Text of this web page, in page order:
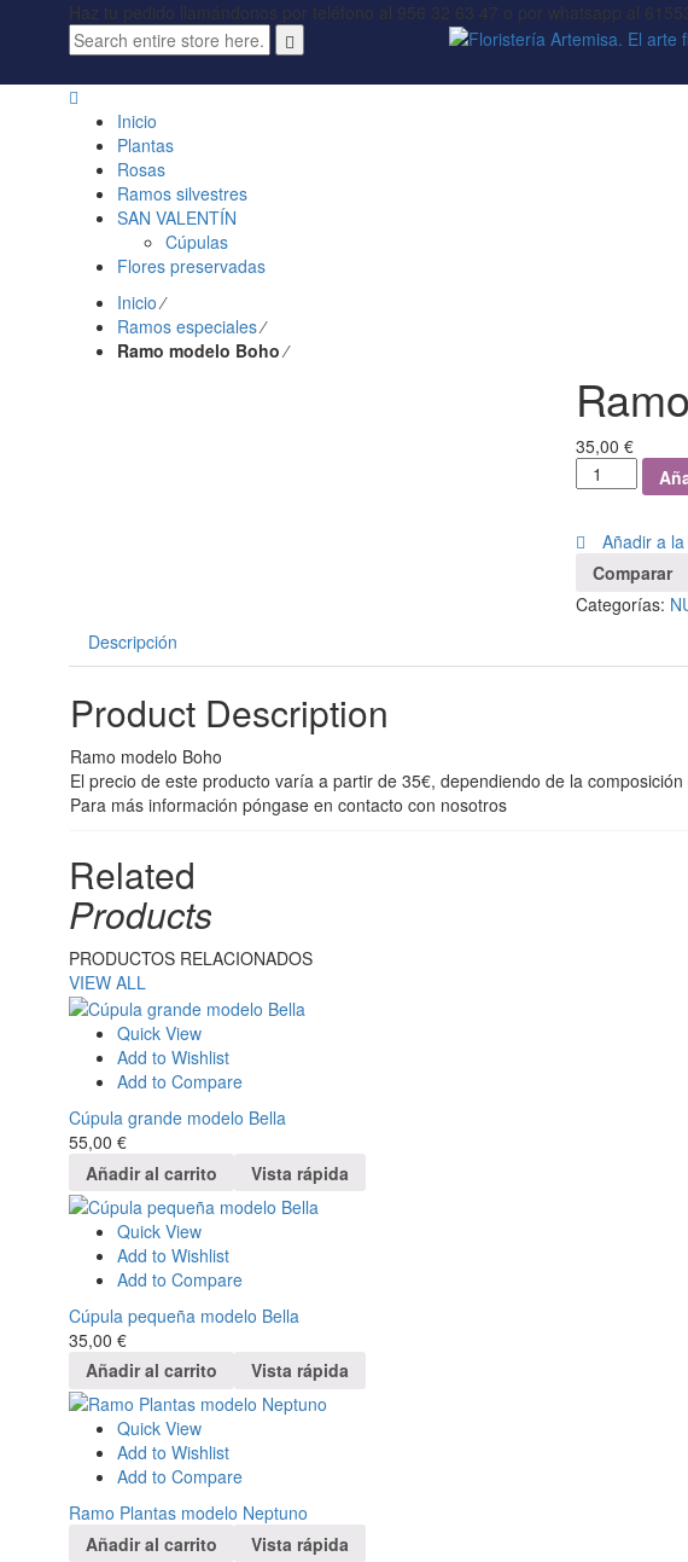
Haz tu pedido llamándonos por teléfono al 956 32 63 47 o por whatsapp al
Inicio
Plantas
Rosas
Ramos silvestres
SAN VALENTÍN
Cúpulas
Flores preservadas
Inicio⁄
Ramos especiales⁄
Ramo modelo Boho⁄
35,00 €
Añadir a
Comparar
Categorías:
Descripción
Product Description
Ramo modelo Boho
El precio de este producto varía a partir de 35€, dependiendo de la composición
Para más información póngase en contacto con nosotros
Related
Products
PRODUCTOS RELACIONADOS
VIEW ALL
Quick View
Add to Wishlist
Add to Compare
Cúpula grande modelo Bella
55,00 €
Añadir al carrito
Vista rápida
Quick View
Add to Wishlist
Add to Compare
Cúpula pequeña modelo Bella
35,00 €
Añadir al carrito
Vista rápida
Quick View
Add to Wishlist
Add to Compare
Ramo Plantas modelo Neptuno
Añadir al carrito
Vista rápida